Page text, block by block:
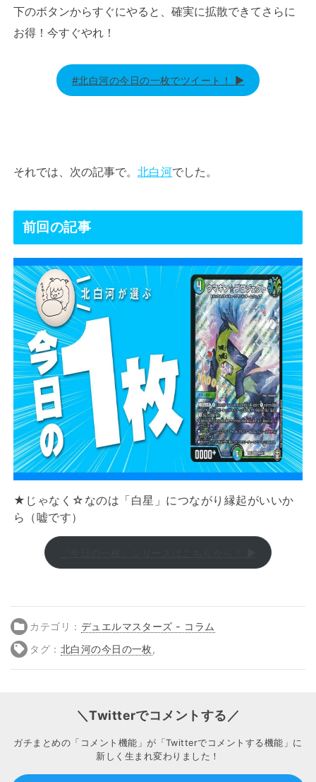
下のボタンからすぐにやると、確実に拡散できてさらに
お得！今すぐやれ！
#北白河の今日の一枚でツイート！ ▶
それでは、次の記事で。 北白河でした。
前回の記事
★じゃなく☆なのは「白星」につながり縁起がいいか
ら（嘘です）
カテゴリ： デュエルマスターズ - コラム
タグ： 北白河の今日の一枚,
＼Twitterでコメントする／
ガチまとめの「コメント機能」が「Twitterでコメントする機能」に
新しく生まれ変わりました！